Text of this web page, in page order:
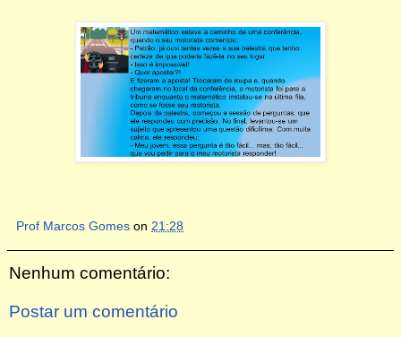
Prof Marcos Gomes on 21:28
Nenhum comentário:
Postar um comentário